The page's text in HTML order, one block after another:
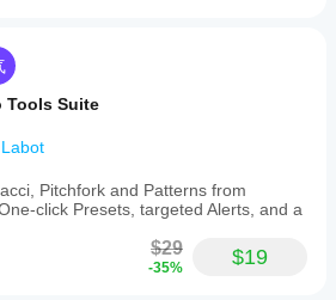
Tools Suite
Labot
Pitchfork and Patterns from
Presets, targeted Alerts, and a
$29
-35% $19